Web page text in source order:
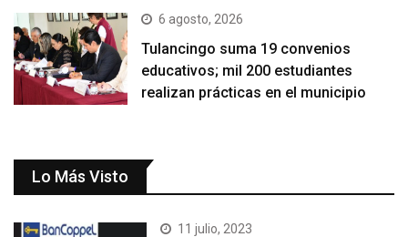
6 agosto, 2026
Tulancingo suma 19 convenios
educativos; mil 200 estudiantes
realizan prácticas en el municipio
Lo Más Visto
11 julio, 2023